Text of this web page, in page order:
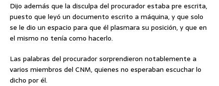
Dijo además que la disculpa del procurador estaba pre escrita,
puesto que leyó un documento escrito a máquina, y que solo
se le dio un espacio para que él plasmara su posición, y que en
el mismo no tenía como hacerlo.
Las palabras del procurador sorprendieron notablemente a
varios miembros del CNM, quienes no esperaban escuchar lo
dicho por él.